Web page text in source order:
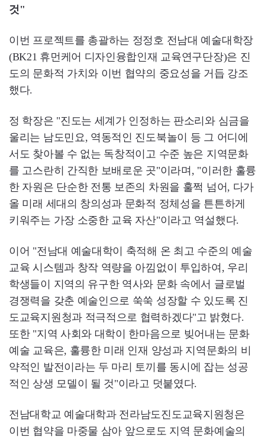
것"
이번 프로젝트를 총괄하는 정정호 전남대 예술대학장
(BK21 휴먼케어 디자인융합인재 교육연구단장)은 진
도의 문화적 가치와 이번 협약의 중요성을 거듭 강조
했다.
정 학장은 "진도는 세계가 인정하는 판소리와 심금을
울리는 남도민요, 역동적인 진도북놀이 등 그 어디에
서도 찾아볼 수 없는 독창적이고 수준 높은 지역문화
를 고스란히 간직한 보배로운 곳"이라며, "이러한 훌륭
한 자원은 단순한 전통 보존의 차원을 훌쩍 넘어, 다가
올 미래 세대의 창의성과 문화적 정체성을 튼튼하게
키워주는 가장 소중한 교육 자산"이라고 역설했다.
이어 "전남대 예술대학이 축적해 온 최고 수준의 예술
교육 시스템과 창작 역량을 아낌없이 투입하여, 우리
학생들이 지역의 유구한 역사와 문화 속에서 글로벌
경쟁력을 갖춘 예술인으로 쑥쑥 성장할 수 있도록 진
도교육지원청과 적극적으로 협력하겠다"고 밝혔다.
또한 "지역 사회와 대학이 한마음으로 빚어내는 문화
예술 교육은, 훌륭한 미래 인재 양성과 지역문화의 비
약적인 발전이라는 두 마리 토끼를 동시에 잡는 성공
적인 상생 모델이 될 것"이라고 덧붙였다.
전남대학교 예술대학과 전라남도진도교육지원청은
이번 협약을 마중물 삼아 앞으로도 지역 문화예술의